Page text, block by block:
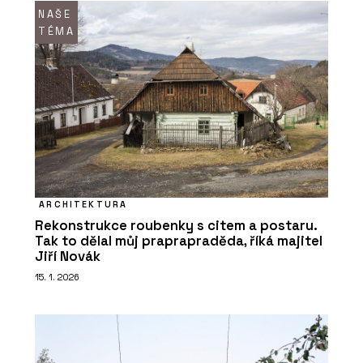
NAŠE
TÉMA
ARCHITEKTURA
Rekonstrukce roubenky s citem a postaru.
Tak to dělal můj praprapraděda, říká majitel
Jiří Novák
15. 1. 2026